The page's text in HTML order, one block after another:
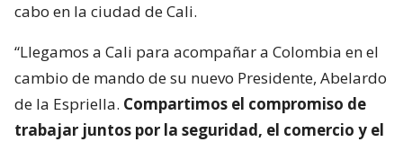
cabo en la ciudad de Cali.
“Llegamos a Cali para acompañar a Colombia en el
cambio de mando de su nuevo Presidente, Abelardo
de la Espriella. Compartimos el compromiso de
trabajar juntos por la seguridad, el comercio y el